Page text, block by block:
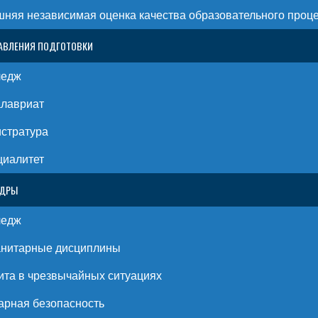
независимая оценка качества образовательного
ПОДГОТОВКИ
дисциплины
в чрезвычайных ситуациях
безопасность